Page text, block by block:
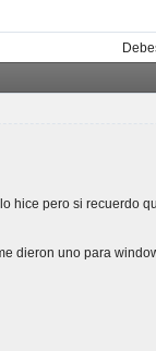
hice pero si recuerdo
dieron uno para